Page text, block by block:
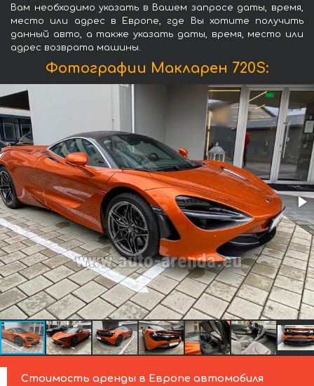
Вам необходимо указать в Вашем запросе даты, время,
место или адрес в Европе, где Вы хотите получить
данный авто, а также указать даты, время, место или
адрес возврата машины.
Фотографии Макларен 720S:
Стоимость аренды в Европе автомобиля